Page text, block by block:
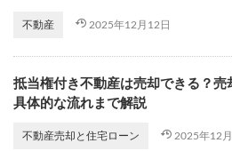
不動産 2025年12月12日
抵当権付き不動産は売却できる？
具体的な流れまで解説
不動産売却と住宅ローン 2025年12